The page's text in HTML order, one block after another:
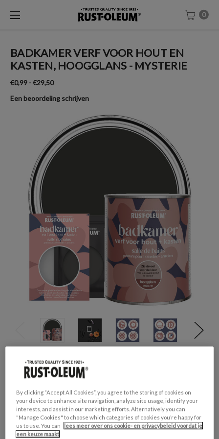
0
BADKAMER VERF VOOR HOUT EN
KASTEN, HOOGGLANS - MYSTERIE
€0,99 - €29,50
Een beoordeling schrijven
Productveiligheid
Waarschuwing
veroorzaken.
H412 - Schadelijk voor in het water levende
organismen, met langdurige gevolgen.
By clicking “Accept All Cookies”, you agree to the storing of cookies on
your device to enhance site navigation, analyze site usage, identify your
interests, and assist in our marketing efforts. Alternatively you can
"Manage Cookies" to choose which categories of cookies you’re happy for
us to use. You can
lees meer over ons cookie- en privacybeleid voordat je
een keuze maakt